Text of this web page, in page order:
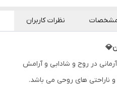
نظرات کاربران
در روح و شادابی و آرامش
ناراحتی های روحی می باشد.